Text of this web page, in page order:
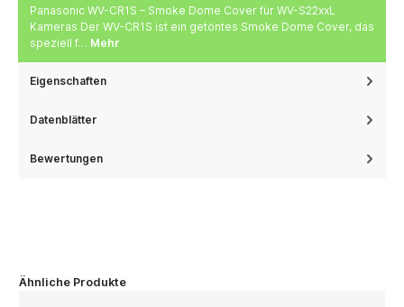
Panasonic WV-CR1S – Smoke Dome Cover für WV-S22xxL
Kameras Der WV-CR1S ist ein getöntes Smoke Dome Cover, das
speziell f… Mehr
Eigenschaften
Datenblätter
Bewertungen
Ähnliche Produkte